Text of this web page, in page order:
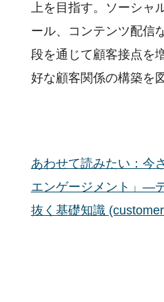
上を目指す。ソーシャ
ール、コンテンツ配信
段を通じて顧客接点を
好な顧客関係の構築を
あわせて読みたい：今
エンゲージメント」―
抜く基礎知識